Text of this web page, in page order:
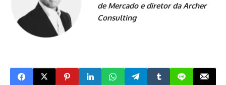
de Mercado e diretor da Archer
Consulting